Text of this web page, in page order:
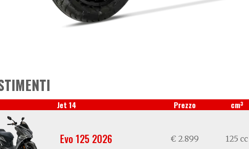
Jet 14 Prezzo cm3
Evo 125 2026 € 2.899 125 cc